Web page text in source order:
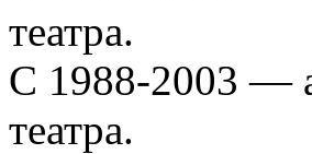
театра.
С 1988-2003 —
театра.